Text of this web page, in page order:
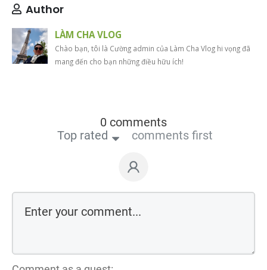
Author
LÀM CHA VLOG
Chào bạn, tôi là Cường admin của Làm Cha Vlog hi vọng đã
mang đến cho bạn những điều hữu ích!
0 comments
Top rated
comments first